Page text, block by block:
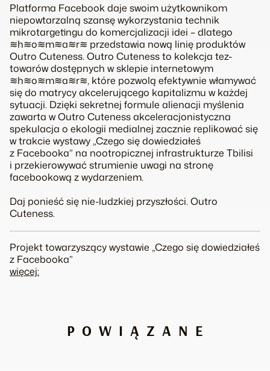
Platforma Facebook daje swoim użytkownikom
niepowtarzalną szansę wykorzystania technik
mikrotargetingu do komercjalizacji idei – dlatego
≋h≋o≋m≋a≋r≋ przedstawia nową linię produktów
Outro Cuteness. Outro Cuteness to kolekcja tez-
towarów dostępnych w sklepie internetowym
≋h≋o≋m≋a≋r≋, które pozwolą efektywnie włamywać
się do matrycy akcelerującego kapitalizmu w każdej
sytuacji. Dzięki sekretnej formule alienacji myślenia
zawarta w Outro Cuteness akceleracjonistyczna
spekulacja o ekologii medialnej zacznie replikować się
w trakcie wystawy „Czego się dowiedziałeś
z Facebooka” na nootropicznej infrastrukturze Tbilisi
i przekierowywać strumienie uwagi na stronę
facebookową z wydarzeniem.
Daj ponieść się nie-ludzkiej przyszłości. Outro
Cuteness.
Projekt towarzyszący wystawie „Czego się dowiedziałeś
z Facebooka”
więcej:
POWIĄZANE